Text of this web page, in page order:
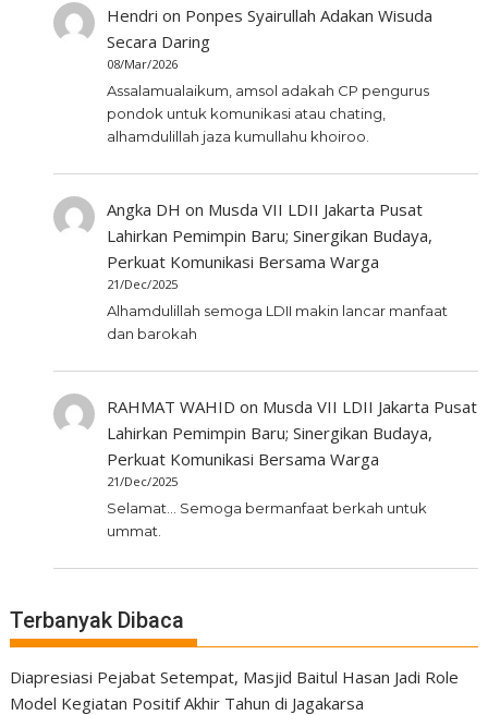
Hendri on Ponpes Syairullah Adakan Wisuda
Secara Daring
08/Mar/2026
Assalamualaikum, amsol adakah CP pengurus
pondok untuk komunikasi atau chating,
alhamdulillah jaza kumullahu khoiroo.
Angka DH on Musda VII LDII Jakarta Pusat
Lahirkan Pemimpin Baru; Sinergikan Budaya,
Perkuat Komunikasi Bersama Warga
21/Dec/2025
Alhamdulillah semoga LDII makin lancar manfaat
dan barokah
RAHMAT WAHID on Musda VII LDII Jakarta Pusat
Lahirkan Pemimpin Baru; Sinergikan Budaya,
Perkuat Komunikasi Bersama Warga
21/Dec/2025
Selamat... Semoga bermanfaat berkah untuk
ummat.
Terbanyak Dibaca
Diapresiasi Pejabat Setempat, Masjid Baitul Hasan Jadi Role
Model Kegiatan Positif Akhir Tahun di Jagakarsa